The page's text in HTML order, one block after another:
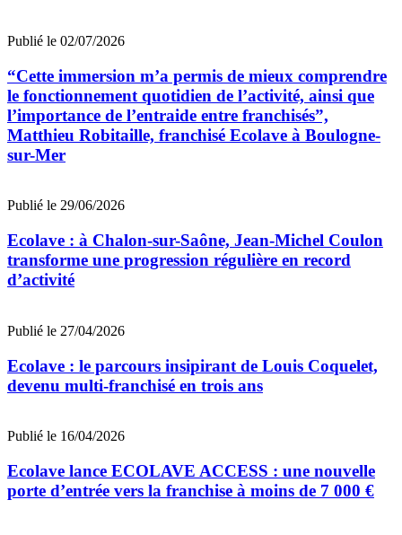
Publié le 02/07/2026
“Cette immersion m’a permis de mieux comprendre
le fonctionnement quotidien de l’activité, ainsi que
l’importance de l’entraide entre franchisés”,
Matthieu Robitaille, franchisé Ecolave à Boulogne-
sur-Mer
Publié le 29/06/2026
Ecolave : à Chalon-sur-Saône, Jean-Michel Coulon
transforme une progression régulière en record
d’activité
Publié le 27/04/2026
Ecolave : le parcours insipirant de Louis Coquelet,
devenu multi-franchisé en trois ans
Publié le 16/04/2026
Ecolave lance ECOLAVE ACCESS : une nouvelle
porte d’entrée vers la franchise à moins de 7 000 €